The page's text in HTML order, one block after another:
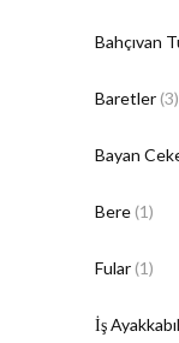
Bahçıvan
Baretler (3)
Bayan
Bere (1)
Fular (1)
İş